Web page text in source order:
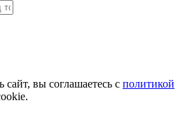
вы соглашаетесь с политикой